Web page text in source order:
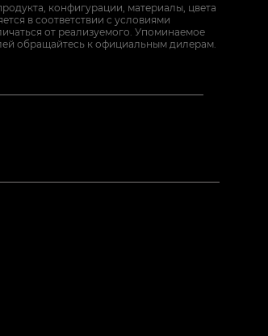
конфигурации, материалы, цвета
в соответствии с условиями
от реализуемого. Упоминаемое
обращайтесь к официальным дилерам.